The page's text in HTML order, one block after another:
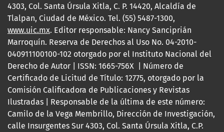
4303, Col. Santa Úrsula Xitla, C. P. 14420, Alcaldía de
Tlalpan, Ciudad de México. Tel. (55) 5487-1300,
www.uic.mx. Editor responsable: Nancy Sanciprián
Marroquín. Reserva de Derechos al Uso No. 04-2010-
040911100100-102 otorgado por el Instituto Nacional del
Derecho de Autor | ISSN: 1665-756X | Número de
Certificado de Licitud de Título: 12775, otorgado por la
Comisión Calificadora de Publicaciones y Revistas
Ilustradas | Responsable de la última de este número:
Camilo de la Vega Membrillo, Dirección de Investigación,
calle Insurgentes Sur 4303, Col. Santa Úrsula Xitla, C.P.